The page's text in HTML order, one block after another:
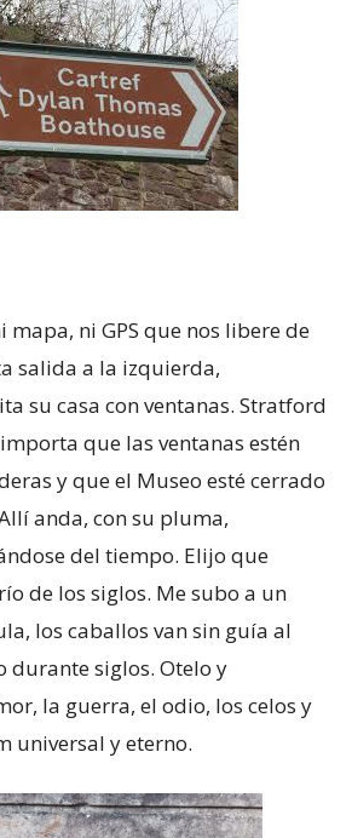
ni GPS que nos libere de
salida a la izquierda,
su casa con ventanas. Stratford
que las ventanas estén
y que el Museo esté cerrado
anda, con su pluma,
del tiempo. Elijo que
de los siglos. Me subo a un
los caballos van sin guía al
durante siglos. Otelo y
la guerra, el odio, los celos y
universal y eterno.